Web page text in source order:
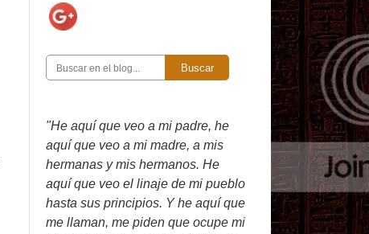
Buscar
"He aquí que veo a mi padre, he
aquí que veo a mi madre, a mis
hermanas y mis hermanos. He
aquí que veo el linaje de mi pueblo
hasta sus principios. Y he aquí que
me llaman, me piden que ocupe mi